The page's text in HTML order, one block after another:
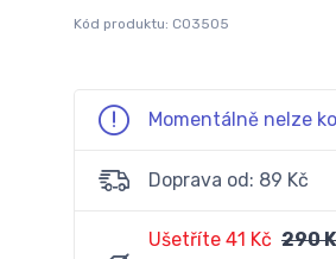
Kód produktu: C03505
Momentálně nelze
Doprava od: 89 Kč
Ušetříte 41 Kč 290